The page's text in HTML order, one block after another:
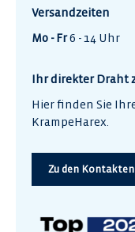
Versandzeiten
Mo - Fr6 - 14 Uhr
Ihr direkter Draht
Hier finden Sie
KrampeHarex.
Zu den Kontakten